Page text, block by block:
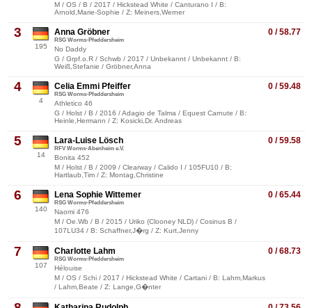
M / OS / B / 2017 / Hickstead White / Canturano I / B:
Arnold,Marie-Sophie / Z: Meiners,Werner
3
195
0 / 58.77
Anna Gröbner
RSG Worms-Pfeddersheim
No Daddy
G / Grpf.o.R / Schwb / 2017 / Unbekannt / Unbekannt / B:
Weiß,Stefanie / Gröbner,Anna
4
4
0 / 59.48
Celia Emmi Pfeiffer
RSG Worms-Pfeddersheim
Athletico 46
G / Holst / B / 2016 / Adagio de Talma / Equest Carnute / B:
Heinle,Hermann / Z: Kosicki,Dr. Andreas
5
14
0 / 59.58
Lara-Luise Lösch
RFV Worms-Abenheim e.V.
Bonita 452
M / Holst / B / 2009 / Clearway / Calido I / 105FU10 / B:
Hartlaub,Tim / Z: Montag,Christine
6
140
0 / 65.44
Lena Sophie Wittemer
RSG Worms-Pfeddersheim
Naomi 476
M / Oe.Wb / B / 2015 / Uriko (Clooney NLD) / Cosinus B /
107LU34 / B: Schaffner,J�rg / Z: Kurt,Jenny
7
107
0 / 68.73
Charlotte Lahm
RSG Worms-Pfeddersheim
Hélouise
M / OS / Schi / 2017 / Hickstead White / Cartani / B: Lahm,Markus
/ Lahm,Beate / Z: Lange,G�nter